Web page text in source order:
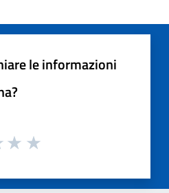
le informazioni